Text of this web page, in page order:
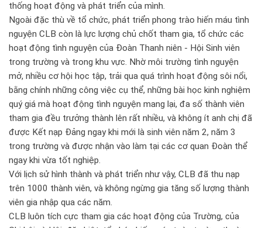
thống hoạt động và phát triển của mình.
Ngoài đặc thù về tổ chức, phát triển phong trào hiến máu tình
nguyện CLB còn là lực lượng chủ chốt tham gia, tổ chức các
hoạt động tình nguyện của Đoàn Thanh niên - Hội Sinh viên
trong trường và trong khu vực. Nhờ môi trường tình nguyện
mở, nhiều cơ hội học tập, trải qua quá trình hoạt động sôi nổi,
bằng chính những công việc cụ thể, những bài học kinh nghiệm
quý giá mà hoạt động tình nguyện mang lại, đa số thành viên
tham gia đều trưởng thành lên rất nhiều, và không ít anh chị đã
được Kết nạp Đảng ngay khi mới là sinh viên năm 2, năm 3
trong trường và được nhận vào làm tại các cơ quan Đoàn thể
ngay khi vừa tốt nghiệp.
Với lịch sử hình thành và phát triển như vậy, CLB đã thu nạp
trên 1000 thành viên, và không ngừng gia tăng số lượng thành
viên gia nhập qua các năm.
CLB luôn tích cực tham gia các hoạt động của Trường, của